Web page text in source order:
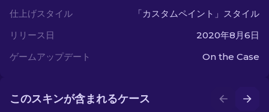
仕上げスタイル
「カスタムペイント」スタイル
リリース日
2020年8月6日
ゲームアップデート
On the Case
このスキンが含まれるケース